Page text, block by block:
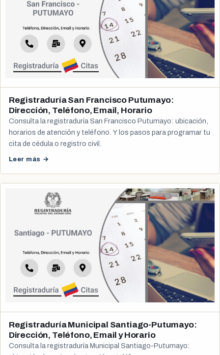
Registraduría San Francisco Putumayo:
Dirección, Teléfono, Email, Horario
Consulta la registraduría San Francisco Putumayo: ubicación,
horarios de atención y teléfono. Y los pasos para programar tu
cita de cédula o registro civil.
Leer más →
Registraduría Municipal Santiago-Putumayo:
Dirección, Teléfono, Email y Horario
Consulta la registraduría Municipal Santiago-Putumayo: